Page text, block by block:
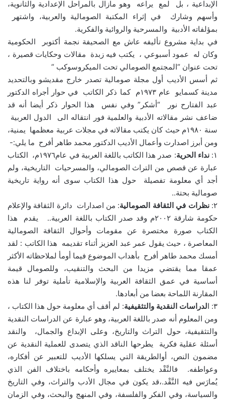
الإبداعية ، بل لمع يراعه وهو مازال بالمراحل الإعدادية والثانوية،
وأسهم وشارك في إثراء المكتبة الصومالية والعربية، واشتهر
بمؤلفاته الأدبية والمسرحية والروائية والفكرية.
في بداية مشروع تأليفه عاش مع الصحيفة نجمة أكتوبر الحكومية
وكان له عمود أسبوعي ، يكتب فيه زبدة مقالات وحكايات قصيرة ،
تحت عنوان “المجتمع الصومالي تحت الميكروسوكب “
ثم أسس الأديب أول مجلة صومالية تصدر خارج مقديشو وبالتحديد
مدينة كسمايو عام ١٩٧٣م كما ذكر الكاتب في حوار أجراه الدكتور
عبد الفتارح نور “أشكر” وفي نفس هذا الحوار ذكر أيضا أنه قد
ضاعف نشر مقالاته الأدبية والعلمية فور انتقاله الى الدول العربية
سنة ١٩٨٠م حيث كان يكتب مقالاته في مجلات عربية معظمها يمنية،
ومن أبرز اصدارت وأعمال الأديب الدكتور محمد طاهر أفرح ما يلي:-
١: نداء الحرية
: صدر هذا الكاتب باللغة العربية في عام١٩٧٦م، الكتاب
عبارة عن قصص من التراث الصومالي، والمسرحيات التاريخية، ولم
أجد أي معلومة تفصيلة حول هذا الكتاب سوى أنه رواية تاريخية
صومالية بحتة..
٢: نظرات في الثقافة الصومالية: من اصدارات دائرة الثقافة والإعلام
حكومة شارقة ٢٠٠٢م وقد صدر الكتاب باللغة العربية.. يقدم هذا
الكتاب صورة مختصرة عن مقومات وأحوال الثقافة الصومالية
المعاصرة ، حيث يقول عمر عبد العزيز أثناء تقديمه هذا الكاتب : لقد
أمسك محمد طاهر أفرح بأهداب الموضوع فيما أومأ لملاحظاته الأكثر
عمقا مما يقتضي مزيدا من البحث والتنقيب، وللصومال قيمة
أساسية في عمق الثقافة العربية والإسلامية تأملية توفر لنا هذه
المقارنة اللماحة بعضا من أبعادها.
٣: ا
لدراسات النقدية والتثقيفية: لم أقف أي معلومة حول هذا الكتاب ،
ومن المعلوم أنه صدر باللغة العربية، وهو عبارة عن الدراسات النقدية
والتثقيفية، حول التراث والتاريخ، وعلى الإبداع والجمال، والنقد
أسئلة عقلية فكرية يطرحها الناقد الذي يتصدى للعملية النقدية عن
مضمون النص، أوالطريقة التي يسلكها الأديب للتعبير عن أفكاره،
وعواطفه. فالنَّقْد يختلف بمعاييره وأحكامه باختلاف الفن الذي
يُمارَس فيه النَّقْد.،قد يكون في مجال الأدب والتراث، وفي التاريخ
والسياسة، وفي الفكر والفلسفة، وفي المنهج والبحث، وفي الزمان